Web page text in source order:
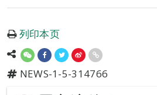
列印本页
NEWS-1-5-314766